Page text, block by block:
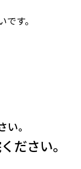
す。
。
ださい。